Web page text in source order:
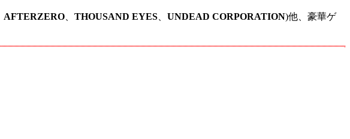
AFTERZERO THOUSAND EYES UNDEAD CORPORATION)他、豪華ゲ